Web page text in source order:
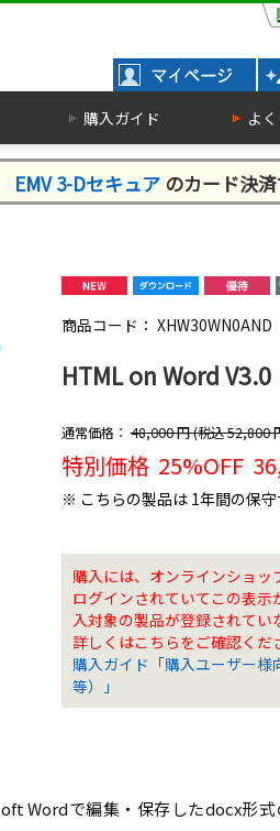
購入ガイド よ
EMV 3-Dセキュアのカード決済
商品コード： XHW30WN0AND
HTML on Word V3.0
通常価格： 48,000円 (税込52,800
特別価格25%OFF
※ こちらの製品は 1年間の保
購入には、オンラインショッ
ログインされていてこの表
入対象の製品が登録されてい
詳しくはこちらをご確認くだ
購入ガイド「購入ユーザー
等）」
Wordで編集・保存したdocx形